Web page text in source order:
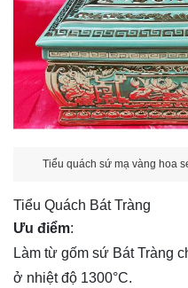
Tiểu quách sứ mạ vàng hoa
Tiểu Quách Bát Tràng
Ưu điểm:
Làm từ gốm sứ Bát Tràng
ở nhiệt độ 1300°C.